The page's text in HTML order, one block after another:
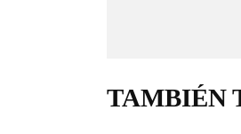
TAMBIÉN